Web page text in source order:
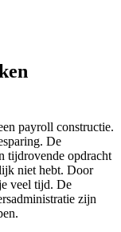
payroll constructie.
De
tijdrovende opdracht
niet hebt. Door
veel tijd. De
zijn